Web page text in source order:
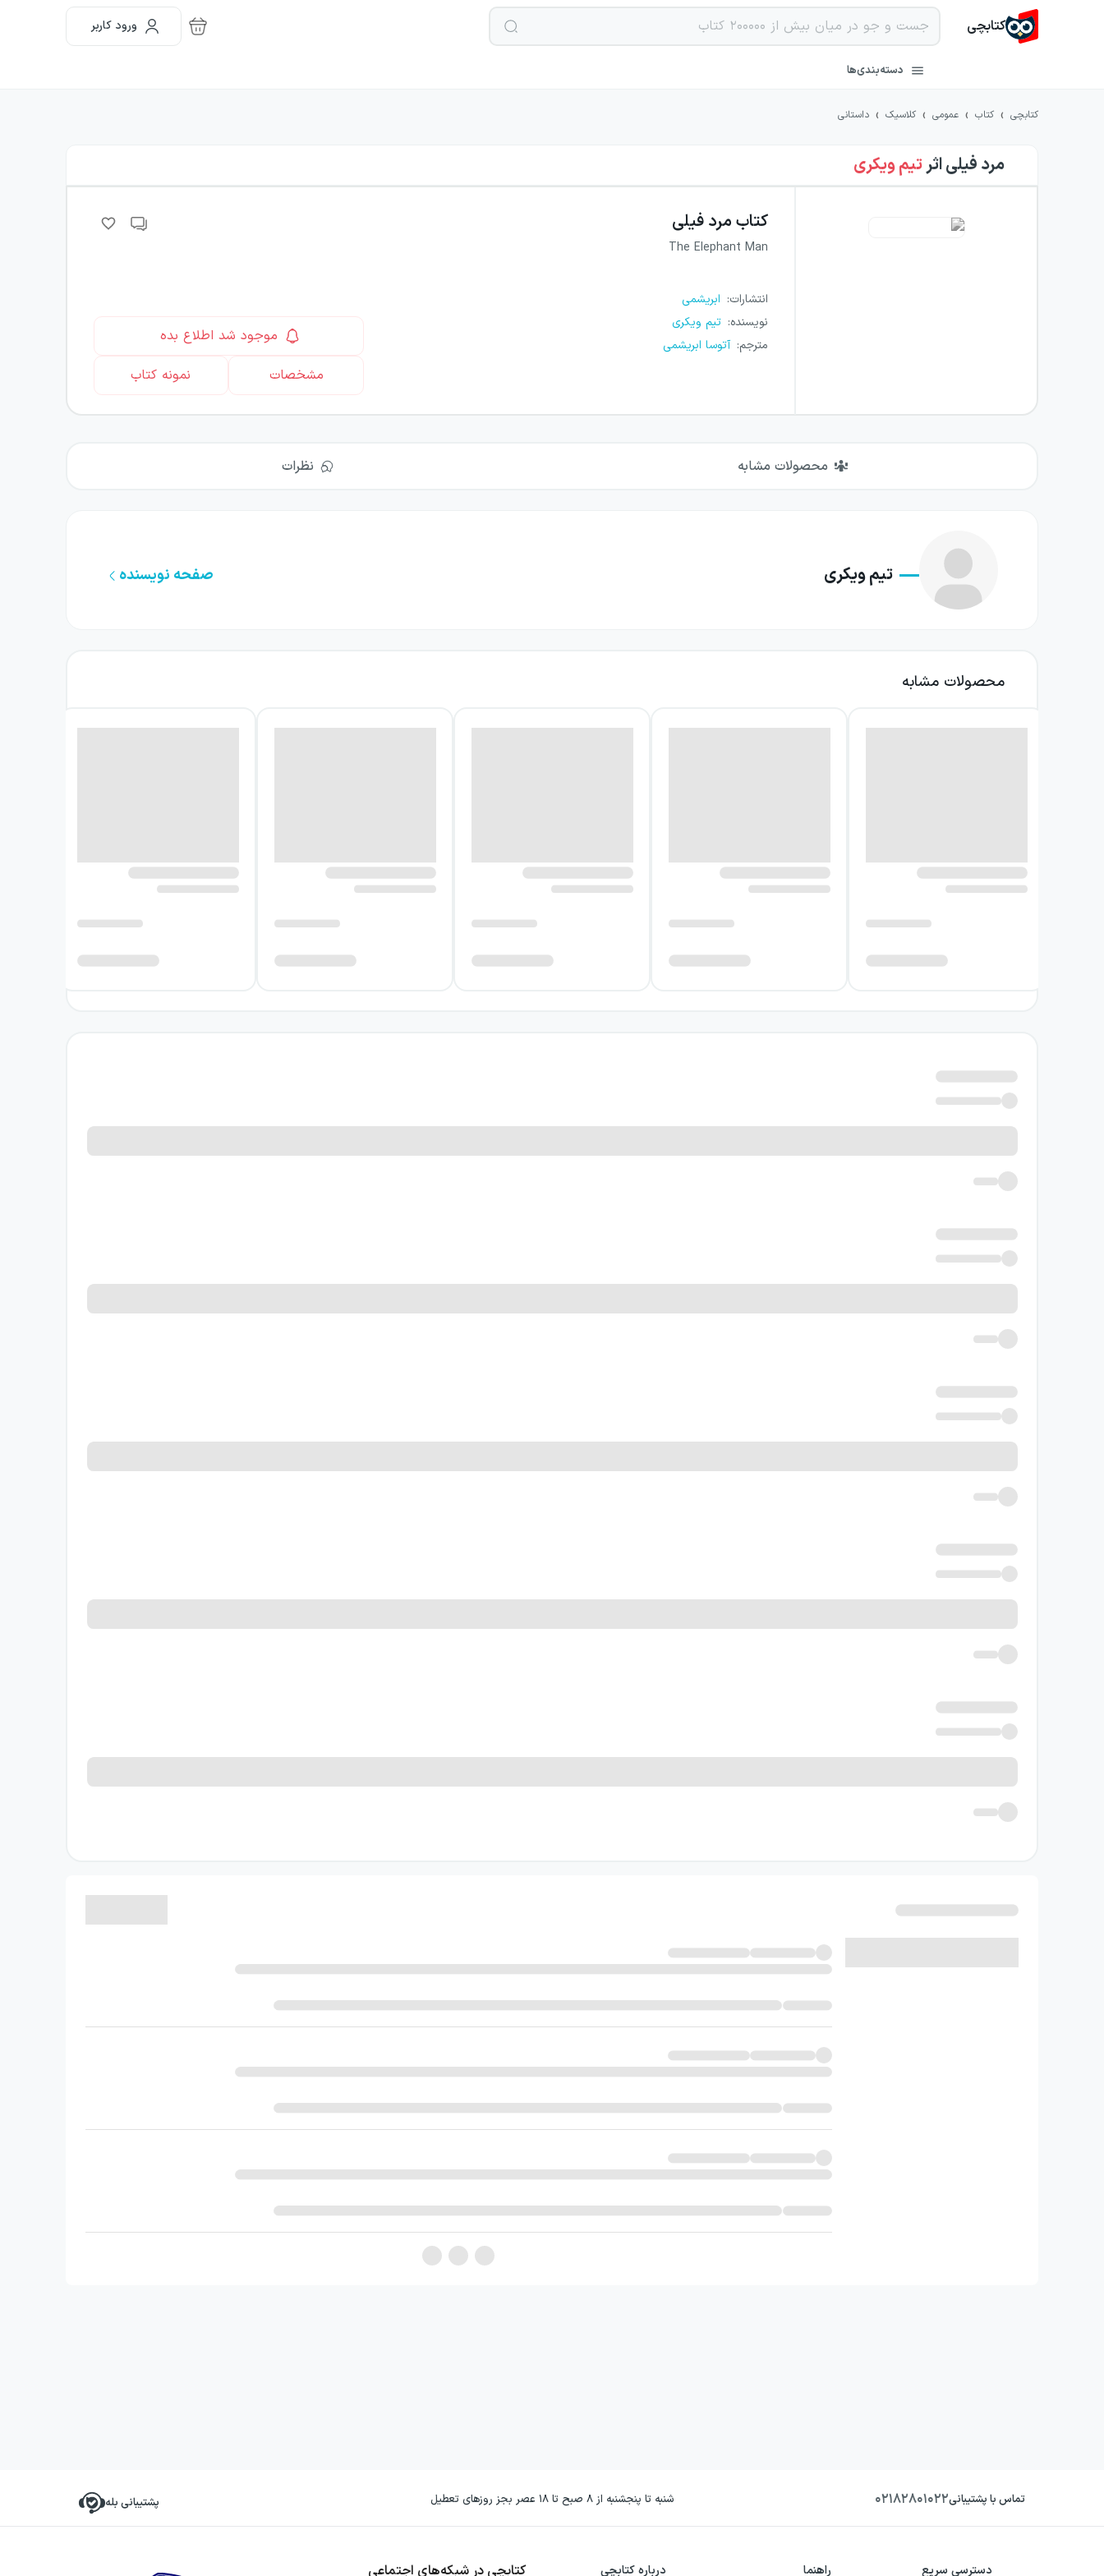
کتابچی ورود کاربر
دسته‌بندی‌ها
کتابچی › کتاب › عمومی › کلاسیک › داستانی
مرد فیلیاثرتیم ویکری
کتاب مرد فیلی
The Elephant Man
انتشارات: ابریشمی
نویسنده: تیم ویکری
مترجم: آتوسا ابریشمی
موجود شد اطلاع بده
مشخصات
نمونه کتاب
محصولات مشابه نظرات
تیم ویکری صفحه نویسنده
محصولات مشابه
تماس با پشتیبانی۰۲۱۸۲۸۰۱۰۲۲ شنبه تا پنجشنبه از ۸ صبح تا ۱۸ عصر بجز روزهای تعطیل پشتیبانی بله
دسترسی سریع راهنما درباره کتابچی کتابچی در شبکه‌های اجتماعی